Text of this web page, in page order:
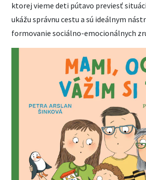
ktorej vieme deti pútavo previesť
ukážu správnu cestu a sú ideálnym
formovanie sociálno-emocionálnych